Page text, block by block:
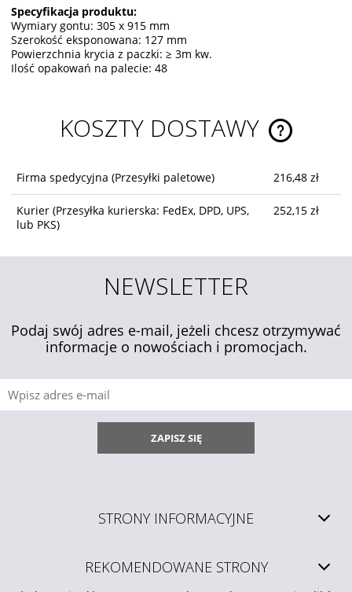
Specyfikacja produktu:
Wymiary gontu: 305 x 915 mm
Szerokość eksponowana: 127 mm
Powierzchnia krycia z paczki: ≥ 3m kw.
Ilość opakowań na palecie: 48
KOSZTY DOSTAWY
CENA NIE
Firma spedycyjna (Przesyłki paletowe) 216,48 zł
Kurier (Przesyłka kurierska: FedEx, DPD, UPS,
lub PKS)
252,15 zł
NEWSLETTER
Podaj swój adres e-mail, jeżeli chcesz otrzymywać
informacje o nowościach i promocjach.
ZAPISZ SIĘ
STRONY INFORMACYJNE
REKOMENDOWANE STRONY